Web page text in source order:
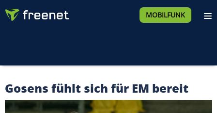
MOBILFUNK
Gosens fühlt sich für EM bereit